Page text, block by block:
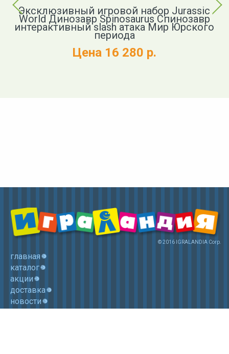
Эксклюзивный игровой набор Jurassic
World Динозавр Spinosaurus Спинозавр
интерактивный slash атака Мир Юрского
периода
Цена 16 280 р.
© 2016 IGRALANDIA Corp.
главная
каталог
акции
доставка
новости